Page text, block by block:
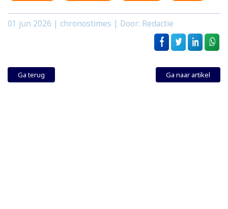
01 jun 2026 | chronostimes | Door: Redactie
Ga terug Ga naar artikel